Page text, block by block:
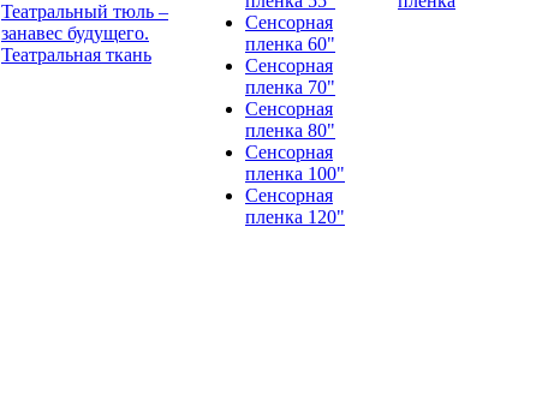
Театральный тюль –
занавес будущего.
Театральная ткань
Сенсорная
пленка 60"
Сенсорная
пленка 70"
Сенсорная
пленка 80"
Сенсорная
пленка 100"
Сенсорная
пленка 120"